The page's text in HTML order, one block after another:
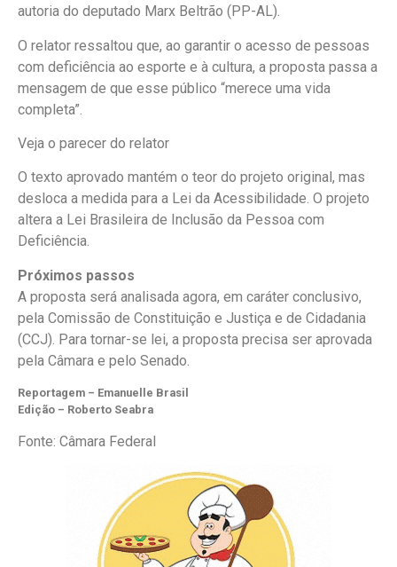
autoria do deputado Marx Beltrão (PP-AL).
O relator ressaltou que, ao garantir o acesso de pessoas
com deficiência ao esporte e à cultura, a proposta passa a
mensagem de que esse público “merece uma vida
completa”.
Veja o parecer do relator
O texto aprovado mantém o teor do projeto original, mas
desloca a medida para a Lei da Acessibilidade. O projeto
altera a Lei Brasileira de Inclusão da Pessoa com
Deficiência.
Próximos passos
A proposta será analisada agora, em caráter conclusivo,
pela Comissão de Constituição e Justiça e de Cidadania
(CCJ). Para tornar-se lei, a proposta precisa ser aprovada
pela Câmara e pelo Senado.
Reportagem – Emanuelle Brasil
Edição – Roberto Seabra
Fonte: Câmara Federal